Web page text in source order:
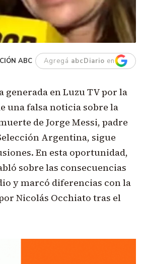
ABC Agregá abcDiario en
generada en Luzu TV por la
una falsa noticia sobre la
de Jorge Messi, padre
Argentina, sigue
En esta oportunidad,
sobre las consecuencias
y marcó diferencias con la
Nicolás Occhiato tras el